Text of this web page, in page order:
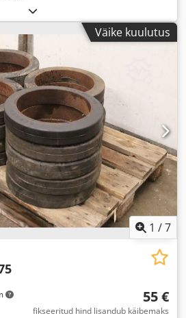
Väike kuulutus
1 /7
55 €
fikseeritud hind lisandub käibemaks